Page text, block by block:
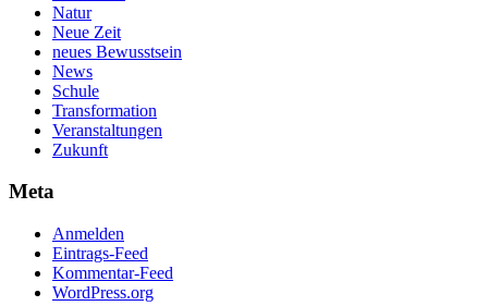
Natur
Neue Zeit
neues Bewusstsein
News
Schule
Transformation
Veranstaltungen
Zukunft
Meta
Anmelden
Eintrags-Feed
Kommentar-Feed
WordPress.org